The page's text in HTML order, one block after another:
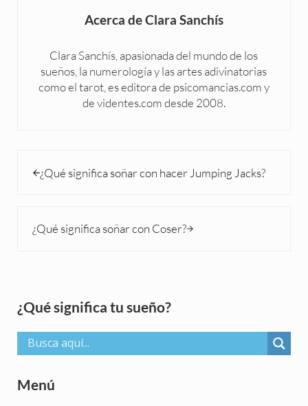
Acerca deClara Sanchís
Clara Sanchís, apasionada del mundo de los
sueños, la numerología y las artes adivinatorias
como el tarot, es editora de psicomancias.com y
de videntes.com desde 2008.
¿Qué significa soñar con hacer Jumping Jacks?
¿Qué significa soñar con Coser?
Sidebar
¿Qué significa tu sueño?
Menú